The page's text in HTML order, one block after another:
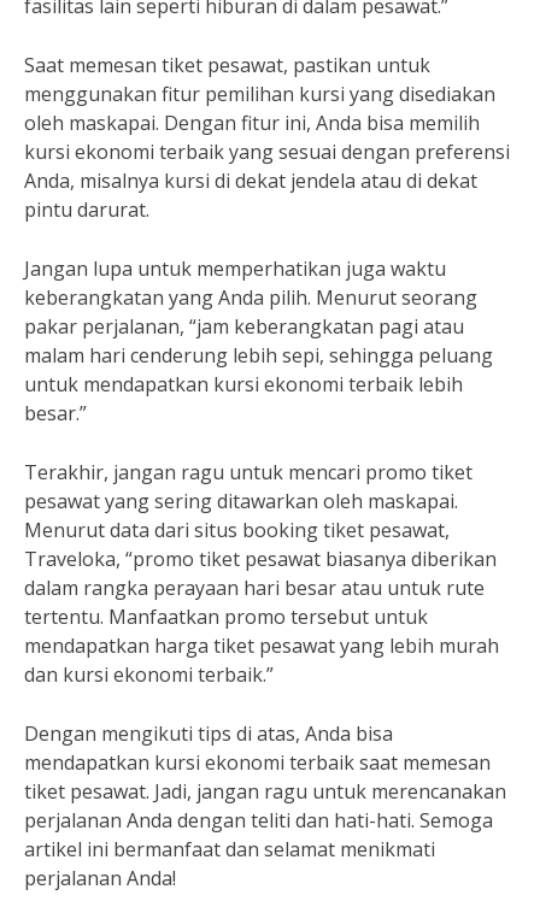
fasilitas lain seperti hiburan di dalam pesawat.”
Saat memesan tiket pesawat, pastikan untuk
menggunakan fitur pemilihan kursi yang disediakan
oleh maskapai. Dengan fitur ini, Anda bisa memilih
kursi ekonomi terbaik yang sesuai dengan preferensi
Anda, misalnya kursi di dekat jendela atau di dekat
pintu darurat.
Jangan lupa untuk memperhatikan juga waktu
keberangkatan yang Anda pilih. Menurut seorang
pakar perjalanan, “jam keberangkatan pagi atau
malam hari cenderung lebih sepi, sehingga peluang
untuk mendapatkan kursi ekonomi terbaik lebih
besar.”
Terakhir, jangan ragu untuk mencari promo tiket
pesawat yang sering ditawarkan oleh maskapai.
Menurut data dari situs booking tiket pesawat,
Traveloka, “promo tiket pesawat biasanya diberikan
dalam rangka perayaan hari besar atau untuk rute
tertentu. Manfaatkan promo tersebut untuk
mendapatkan harga tiket pesawat yang lebih murah
dan kursi ekonomi terbaik.”
Dengan mengikuti tips di atas, Anda bisa
mendapatkan kursi ekonomi terbaik saat memesan
tiket pesawat. Jadi, jangan ragu untuk merencanakan
perjalanan Anda dengan teliti dan hati-hati. Semoga
artikel ini bermanfaat dan selamat menikmati
perjalanan Anda!